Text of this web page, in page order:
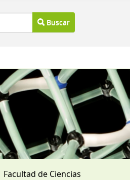
Buscar
Facultad de Ciencias